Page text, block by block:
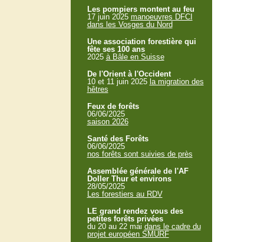
Les pompiers montent au feu
17 juin 2025 manoeuvres DFCI
dans les Vosges du Nord
Une association forestière qui
fête ses 100 ans
2025 à Bâle en Suisse
De l'Orient à l'Occident
10 et 11 juin 2025 la migration des
hêtres
Feux de forêts
06/06/2025
saison 2026
Santé des Forêts
06/06/2025
nos forêts sont suivies de près
Assemblée générale de l'AF
Doller Thur et environs
28/05/2025
Les forestiers au RDV
LE grand rendez vous des
petites forêts privées
du 20 au 22 mai dans le cadre du
projet européen SMURF